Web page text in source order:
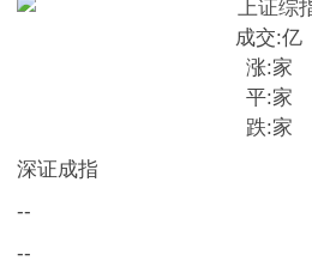
成交:亿
涨:家
平:家
跌:家
深证成指
--
--